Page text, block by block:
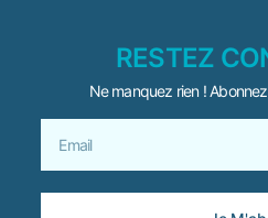
RESTEZ
Ne manquez rien !